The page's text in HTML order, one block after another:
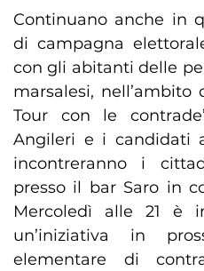
Continuano anche in
di campagna
con gli abitanti delle
marsalesi, nell’ambito
Tour con le
Angileri e i candidati
incontreranno i
presso il bar Saro in
Mercoledì alle 21 è
un’iniziativa in
elementare di